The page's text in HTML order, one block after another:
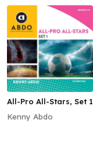
All-Pro All-Stars, Set 1
Kenny Abdo